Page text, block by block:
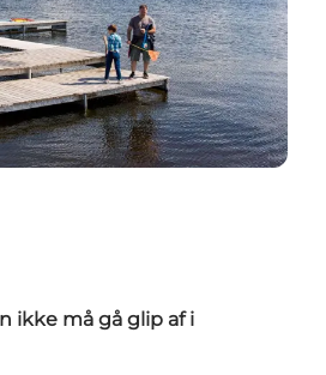
ikke må gå glip af i